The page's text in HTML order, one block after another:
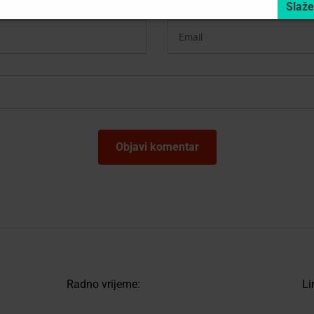
Radno vrijeme: